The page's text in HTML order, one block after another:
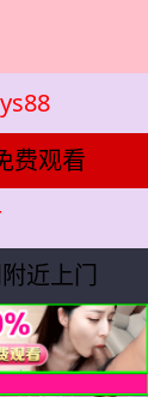
费观看
近上门